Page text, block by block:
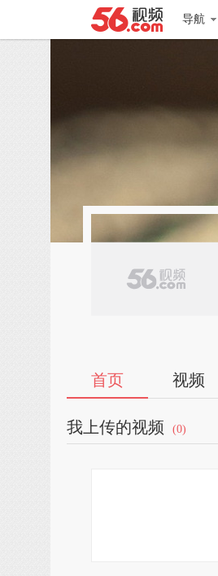
导航
首页 视频
我上传的视频 (0)